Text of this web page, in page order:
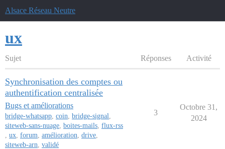
Alsace Réseau Neutre
ux
Sujet Réponses Activité
Synchronisation des comptes ou
authentification centralisée
Bugs et améliorations
bridge-whatsapp, coin, bridge-signal,
siteweb-sans-nuage, boites-mails, flux-rss
, ux, forum, amélioration, drive,
siteweb-arn, validé
3
Octobre 31,
2024